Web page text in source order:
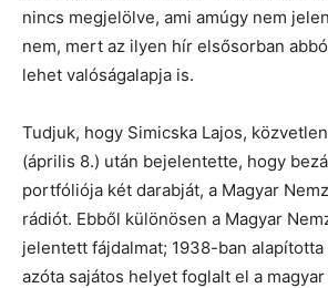
nincs megjelölve, ami amúgy nem
nem, mert az ilyen hír elsősorban
lehet valóságalapja is.
Tudjuk, hogy Simicska Lajos,
(április 8.) után bejelentette, hogy
portfóliója két darabját, a Magyar
rádiót. Ebből különösen a Magyar
jelentett fájdalmat; 1938-ban
azóta sajátos helyet foglalt el a